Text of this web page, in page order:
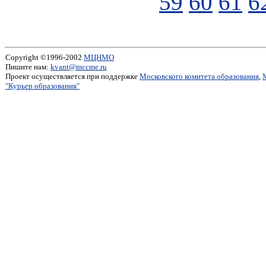
Copyright ©1996-2002 МЦНМО
Пишите нам: kvant@mccme.ru
Проект осуществляется при поддержке Московского комитета образования,
"Курьер образования"